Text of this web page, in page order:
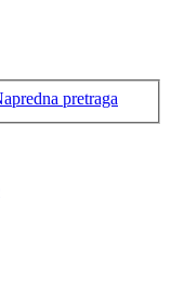
pretraga